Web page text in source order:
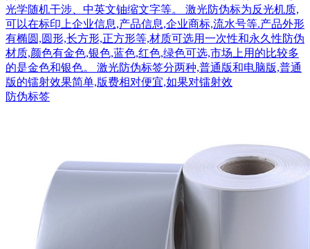
光学随机干涉、中英文铀缩文字等。 激光防伪标为反光机质,
可以在标印上企业信息,产品信息,企业商标,流水号等.产品外形
有椭圆,圆形,长方形,正方形等,材质可选用一次性和永久性防伪
材质,颜色有金色,银色,蓝色,红色,绿色可选,市场上用的比较多
的是金色和银色。 激光防伪标签分两种,普通版和电脑版,普通
版的镭射效果简单,版费相对便宜,如果对镭射效
防伪标签